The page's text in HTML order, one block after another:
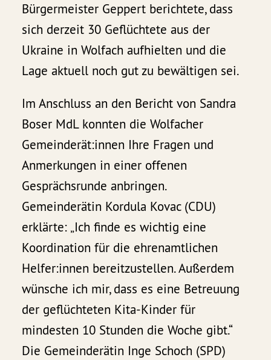
Bürgermeister Geppert berichtete, dass
sich derzeit 30 Geflüchtete aus der
Ukraine in Wolfach aufhielten und die
Lage aktuell noch gut zu bewältigen sei.
Im Anschluss an den Bericht von Sandra
Boser MdL konnten die Wolfacher
Gemeinderät:innen Ihre Fragen und
Anmerkungen in einer offenen
Gesprächsrunde anbringen.
Gemeinderätin Kordula Kovac (CDU)
erklärte: „Ich finde es wichtig eine
Koordination für die ehrenamtlichen
Helfer:innen bereitzustellen. Außerdem
wünsche ich mir, dass es eine Betreuung
der geflüchteten Kita-Kinder für
mindesten 10 Stunden die Woche gibt.“
Die Gemeinderätin Inge Schoch (SPD)